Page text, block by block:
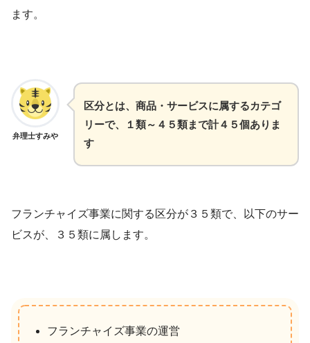
ます。
弁理士すみや
区分とは、商品・サービスに属するカテゴ
リーで、１類～４５類まで計４５個ありま
す
フランチャイズ事業に関する区分が３５類で、以下のサー
ビスが、３５類に属します。
フランチャイズ事業の運営